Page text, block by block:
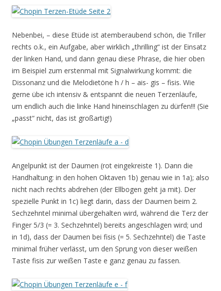
Nebenbei, – diese Etüde ist atemberaubend schön, die Triller
rechts o.k., ein Aufgabe, aber wirklich „thrilling“ ist der Einsatz
der linken Hand, und dann genau diese Phrase, die hier oben
im Beispiel zum erstenmal mit Signalwirkung kommt: die
Dissonanz und die Melodietöne h / h – ais- gis – fisis. Wie
gerne übe ich intensiv & entspannt die neuen Terzenläufe,
um endlich auch die linke Hand hineinschlagen zu dürfen!!! (Sie
„passt“ nicht, das ist großartig!)
Angelpunkt ist der Daumen (rot eingekreiste 1). Dann die
Handhaltung: in den hohen Oktaven 1b) genau wie in 1a); also
nicht nach rechts abdrehen (der Ellbogen geht ja mit). Der
spezielle Punkt in 1c) liegt darin, dass der Daumen beim 2.
Sechzehntel minimal übergehalten wird, während die Terz der
Finger 5/3 (= 3. Sechzehntel) bereits angeschlagen wird; und
in 1d), dass der Daumen bei fisis (= 5. Sechzehntel) die Taste
minimal früher verlässt, um den Sprung von dieser weißen
Taste fisis zur weißen Taste e ganz genau zu fassen.